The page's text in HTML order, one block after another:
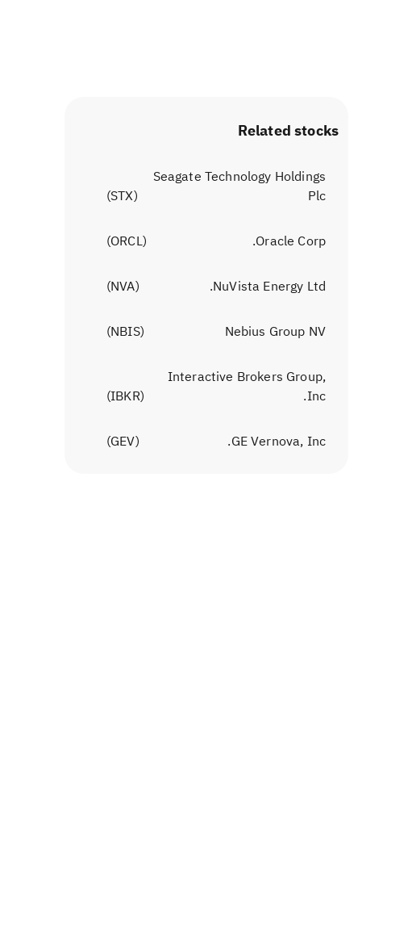
Related stocks
Seagate Technology Holdings
Plc
(
STX
)
Oracle Corp.
(
ORCL
)
NuVista Energy Ltd.
(
NVA
)
Nebius Group NV
(
NBIS
)
Interactive Brokers Group,
Inc.
(
IBKR
)
GE Vernova, Inc.
(
GEV
)